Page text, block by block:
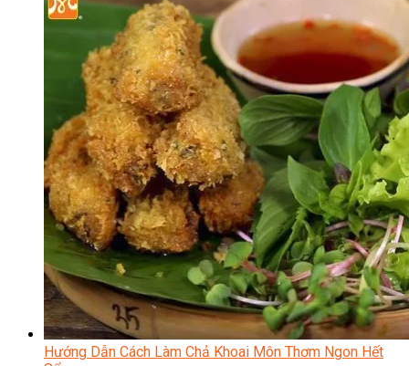
Hướng Dẫn Cách Làm Chả Khoai Môn Thơm Ngon Hết